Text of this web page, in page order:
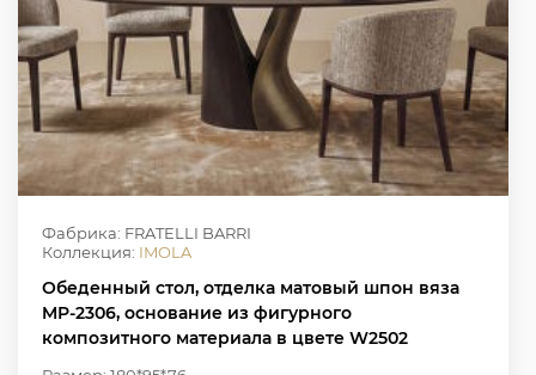
Фабрика: FRATELLI BARRI
Коллекция: IMOLA
Обеденный стол, отделка матовый шпон вяза
MP-2306, основание из фигурного
композитного материала в цвете W2502